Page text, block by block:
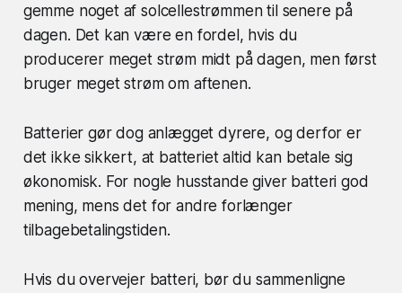
gemme noget af solcellestrømmen til senere på
dagen. Det kan være en fordel, hvis du
producerer meget strøm midt på dagen, men først
bruger meget strøm om aftenen.
Batterier gør dog anlægget dyrere, og derfor er
det ikke sikkert, at batteriet altid kan betale sig
økonomisk. For nogle husstande giver batteri god
mening, mens det for andre forlænger
tilbagebetalingstiden.
Hvis du overvejer batteri, bør du sammenligne